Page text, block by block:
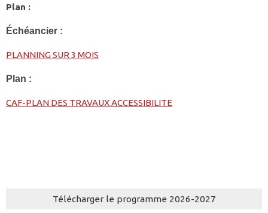
Plan :
Échéancier :
PLANNING SUR 3 MOIS
Plan :
CAF-PLAN DES TRAVAUX ACCESSIBILITE
Télécharger le programme 2026-2027